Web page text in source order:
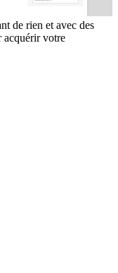
de rien et avec des
acquérir votre